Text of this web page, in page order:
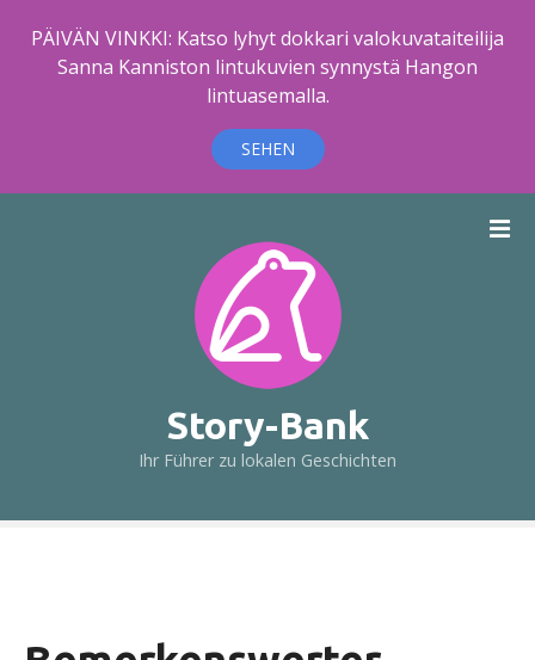
PÄIVÄN VINKKI: Katso lyhyt dokkari valokuvataiteilija
Sanna Kanniston lintukuvien synnystä Hangon
lintuasemalla.
SEHEN
r
Story-Bank
Ihr Führer zu lokalen Geschichten